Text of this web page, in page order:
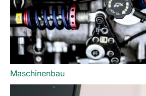
Maschinenbau